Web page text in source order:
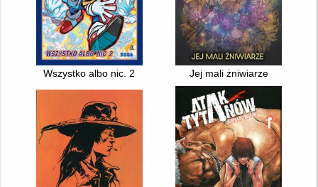
Wszystko albo nic. 2 Jej mali żniwiarze